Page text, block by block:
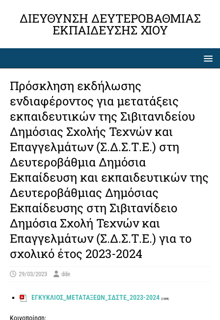
ΔΙΕΎΘΥΝΣΗ ΔΕΥΤΕΡΟΒΆΘΜΙΑΣ
ΕΚΠΑΊΔΕΥΣΗΣ ΧΊΟΥ
Πρόσκληση εκδήλωσης
ενδιαφέροντος για μετατάξεις
εκπαιδευτικών της Σιβιτανιδείου
Δημόσιας Σχολής Τεχνών και
Επαγγελμάτων (Σ.Δ.Σ.Τ.Ε.) στη
Δευτεροβάθμια Δημόσια
Εκπαίδευση και εκπαιδευτικών της
Δευτεροβάθμιας Δημόσιας
Εκπαίδευσης στη Σιβιτανίδειο
Δημόσια Σχολή Τεχνών και
Επαγγελμάτων (Σ.Δ.Σ.Τ.Ε.) για το
σχολικό έτος 2023-2024
29/03/2023 dde
ΕΓΚΥΚΛΙΟΣ_ΜΕΤΑΤΑΞΕΩΝ_ΣΔΣΤΕ_2023-2024 (2 MB)
Κοινοποίηση: